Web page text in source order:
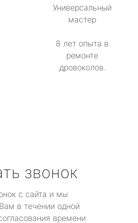
Универсальный
мастер
8 лет опыта в
ремонте
дровоколов.
звонок
с сайта и мы
в течении одной
времени